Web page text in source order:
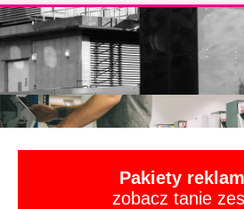
Pakiety
zobacz tanie